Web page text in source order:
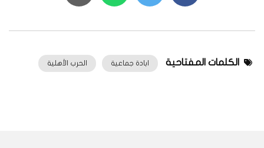
الكلمات المفتاحية ابادة جماعية الحرب الأهلية